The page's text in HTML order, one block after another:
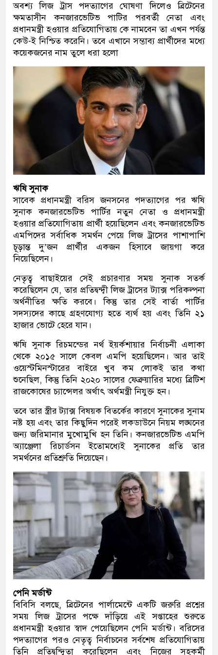
অবশ্য লিজ ট্রাস পদত্যাগের ঘোষণা দিলেও ব্রিটেনের
ক্ষমতাসীন কনজারভেটিভ পাটির পরবর্তী নেতা এবং
প্রধানমন্ত্রী হওয়ার প্রতিযোগিতায় কে নামবেন তা এখন পর্যন্ত
কেউ-ই নিশ্চিত করেনি। তবে এখানে সম্ভাব্য প্রার্থীদের মধ্যে
কয়েকজনের নাম তুলে ধরা হলো
ঋষি সুনাক
সাবেক প্রধানমন্ত্রী বরিস জনসনের পদত্যাগের পর ঋষি
সুনাক কনজারভেটিভ পার্টির নতুন নেতা ও প্রধানমন্ত্রী
হওয়ার প্রতিযোগিতায় প্রার্থী হয়েছিলেন এবং কনজারভেটিভ
এমপিদের সর্বাধিক সমর্থন পেয়ে লিজ ট্রাসের পাশাপাশি
চূড়ান্ত দু’জন প্রার্থীর একজন হিসাবে জায়গা করে
নিয়েছিলেন।
নেতৃত্ব বাছাইয়ের সেই প্রচারণার সময় সুনাক সতর্ক
করেছিলেন যে, তার প্রতিদ্বন্দ্বী লিজ ট্রাসের ট্যাক্স পরিকল্পনা
অর্থনীতির ক্ষতি করবে। কিন্তু তার সেই বার্তা পার্টির
সদস্যদের কাছে গ্রহণযোগ্য হতে ব্যর্থ হয় এবং তিনি ২১
হাজার ভোটে হেরে যান।
ঋষি সুনাক রিচমন্ডের নর্থ ইয়র্কশায়ার নির্বাচনী এলাকা
থেকে ২০১৫ সালে কেবল এমপি হয়েছিলেন। আর তাই
ওয়েস্টমিনস্টারের বাইরে খুব কম লোকই তার কথা
শুনেছিল, কিন্তু তিনি ২০২০ সালের ফেব্রুয়ারির মধ্যে ব্রিটিশ
রাজকোষের চ্যান্সেলর অর্থাৎ অর্থমন্ত্রী নিযুক্ত হন।
তবে তার স্ত্রীর ট্যাক্স বিষয়ক বিতর্কের কারণে সুনাকের সুনাম
নষ্ট হয় এবং তার কিছুদিন পরেই লকডাউনে নিয়ম লঙ্ঘনের
জন্য জরিমানার মুখোমুখি হন তিনি। কনজারভেটিভ এমপি
অ্যাঞ্জেলা রিচার্ডসন ইতোমধ্যেই সুনাকের প্রতি তার
সমর্থনের প্রতিশ্রুতি দিয়েছেন।
পেনি মর্ডান্ট
বিবিসি বলছে, ব্রিটেনের পার্লামেন্টে একটি জরুরি প্রশ্নের
সময় লিজ ট্রাসের পক্ষে দাঁড়িয়ে এই সপ্তাহের শুরুতে
প্রধানমন্ত্রী হওয়ার স্বাদ পেয়েছিলেন পেনি মর্ডান্ট। বরিসের
পদত্যাগের পরও নেতৃত্ব নির্বাচনের সর্বশেষ প্রতিযোগিতায়
তিনি প্রতিদ্বন্দ্বিতা করেছিলেন এবং নিজের সহকর্মী